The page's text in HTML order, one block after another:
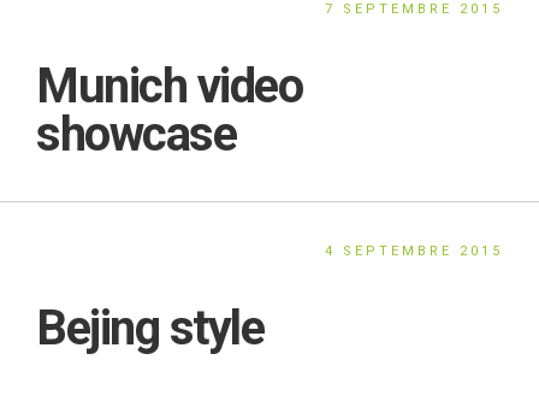
7 SEPTEMBRE 2015
Munich video
showcase
4 SEPTEMBRE 2015
Bejing style